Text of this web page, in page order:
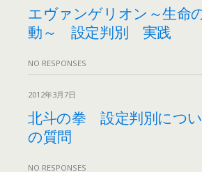
エヴァンゲリオン～生命
動～ 設定判別 実践
NO RESPONSES
2012年3月7日
北斗の拳 設定判別につ
の質問
NO RESPONSES